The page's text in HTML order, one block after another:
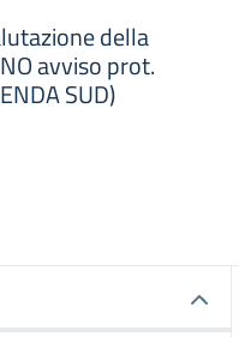
della
avviso prot.
SUD)